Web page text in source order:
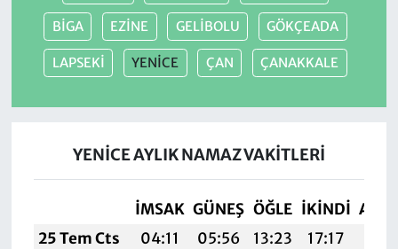
BİGA EZİNE GELİBOLU GÖKÇEADA
LAPSEKİ YENİCE ÇAN ÇANAKKALE
YENİCE AYLIK NAMAZ VAKITLERI
İMSAK GÜNEŞ ÖĞLE İKINDI
25 Tem Cts
04:11 05:56 13:23 17:17